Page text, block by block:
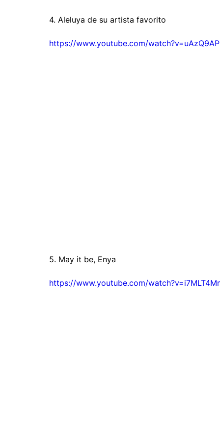
4. Aleluya de su artista favorito
https://www.youtube.com/
5. May it be, Enya
https://www.youtube.com/